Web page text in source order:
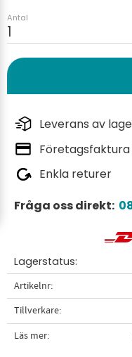
Antal
Leverans av
Enkla returer
Fråga oss direkt:
Lagerstatus
Artikelnr
Tillverkare
Läs mer